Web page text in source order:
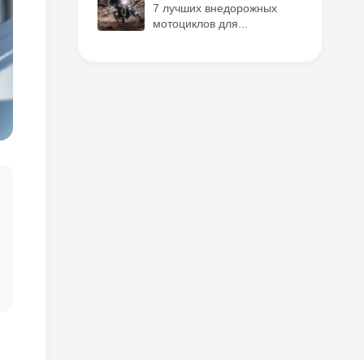
7 лучших внедорожных
мотоциклов для...